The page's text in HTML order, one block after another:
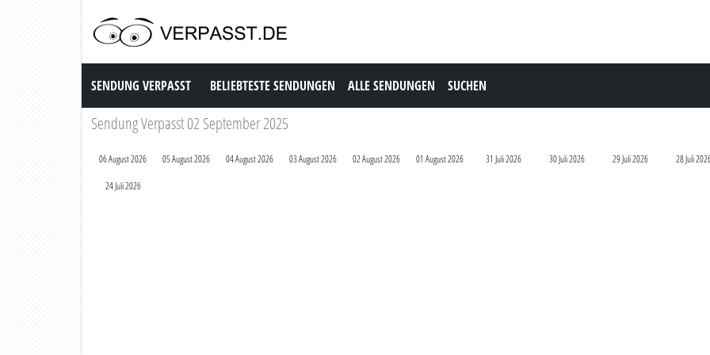
Sendung Verpasst
SENDUNG VERPASST BELIEBTESTE SENDUNGEN ALLE SENDUNGEN SUCHEN
Sendung Verpasst 02 September 2025
06 August 2026 05 August 2026 04 August 2026 03 August 2026 02 August 2026 01 August 2026 31 Juli 2026 30 Juli 2026 29 Juli 2026 28 Juli
24 Juli 2026